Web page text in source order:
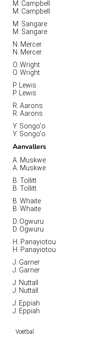
M. Campbell
M. Campbell
M. Sangare
M. Sangare
N. Mercer
N. Mercer
O. Wright
O. Wright
P. Lewis
P. Lewis
R. Aarons
R. Aarons
Y. Songo'o
Y. Songo'o
Aanvallers
A. Muskwe
A. Muskwe
B. Tollitt
B. Tollitt
B. Whaite
B. Whaite
D. Ogwuru
D. Ogwuru
H. Panayiotou
H. Panayiotou
J. Garner
J. Garner
J. Nuttall
J. Nuttall
J. Eppiah
J. Eppiah
Voetbal